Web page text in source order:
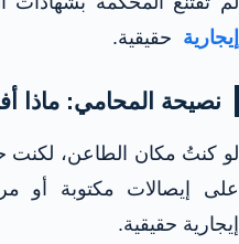
إيجارية حقيقية.
نصيحة المحامي: ماذا
لو كنتُ مكان الطاعن، لكنت
على إيصالات مكتوبة أو
إيجارية حقيقية.